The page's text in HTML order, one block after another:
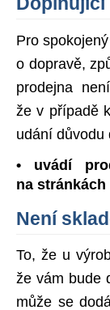
Pro
o dopravě,
prodejna
že v případě
udání důvodu
• uvádí
na
Není
To, že u
že vám bude
může se